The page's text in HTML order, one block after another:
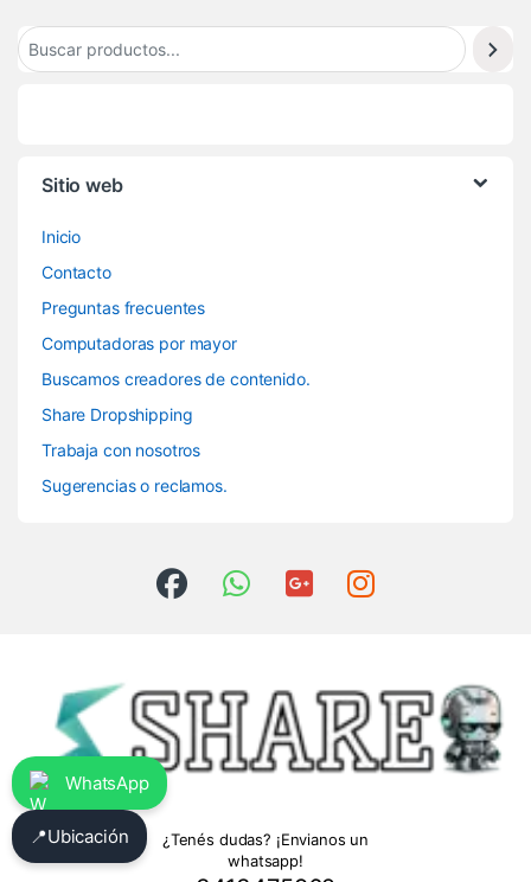
Sitio web
Inicio
Contacto
Preguntas frecuentes
Computadoras por mayor
Buscamos creadores de contenido.
Share Dropshipping
Trabaja con nosotros
Sugerencias o reclamos.
¿Tenés dudas? ¡Envianos un
whatsapp!
WhatsApp
📍Ubicación